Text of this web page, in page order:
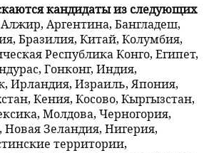
кандидаты из следующих
Аргентина, Бангладеш,
Бразилия, Китай, Колумбия,
Республика Конго, Египет,
Гонконг, Индия,
Ирландия, Израиль, Япония,
Кения, Косово, Кыргызстан,
Молдова, Черногория,
Зеландия, Нигерия,
территории,